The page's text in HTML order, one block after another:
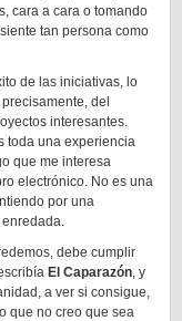
cara a cara o tomando
tan persona como
de las iniciativas, lo
del
interesantes.
toda una experiencia
que me interesa
electrónico. No es una
por una
debe cumplir
El Caparazón, y
a ver si consigue,
que no creo que sea